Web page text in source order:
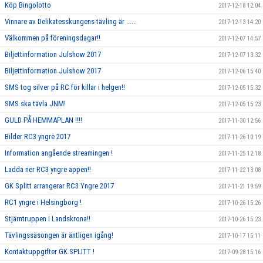
Köp Bingolotto 2017-12-18 12:04
Vinnare av Delikatesskungens-tävling är ...... 2017-12-13 14:20
Välkommen på föreningsdagar!! 2017-12-07 14:57
Biljettinformation Julshow 2017 2017-12-07 13:32
Biljettinformation Julshow 2017 2017-12-06 15:40
SMS tog silver på RC för killar i helgen!! 2017-12-05 15:32
SMS ska tävla JNM! 2017-12-05 15:23
GULD PÅ HEMMAPLAN !!!! 2017-11-30 12:56
Bilder RC3 yngre 2017 2017-11-26 10:19
Information angående streamingen ! 2017-11-25 12:18
Ladda ner RC3 yngre appen!! 2017-11-22 13:08
GK Splitt arrangerar RC3 Yngre 2017 2017-11-21 19:59
RC1 yngre i Helsingborg ! 2017-10-26 15:26
Stjärntruppen i Landskrona!! 2017-10-26 15:23
Tävlingssäsongen är äntligen igång! 2017-10-17 15:11
Kontaktuppgifter GK SPLITT ! 2017-09-28 15:16